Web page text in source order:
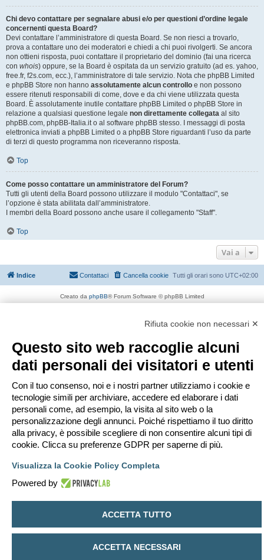
Chi devo contattare per segnalare abusi e/o per questioni d’ordine legale
concernenti questa Board?
Devi contattare l’amministratore di questa Board. Se non riesci a trovarlo,
prova a contattare uno dei moderatori e chiedi a chi puoi rivolgerti. Se ancora
non ottieni risposta, puoi contattare il proprietario del dominio (fai una ricerca
con whois) oppure, se la Board è ospitata da un servizio gratuito (ad es. yahoo,
free.fr, f2s.com, ecc.), l’amministratore di tale servizio. Nota che phpBB Limited
e phpBB Store non hanno assolutamente alcun controllo e non possono
essere ritenuti responsabili di come, dove e da chi viene utilizzata questa
Board. È assolutamente inutile contattare phpBB Limited o phpBB Store in
relazione a qualsiasi questione legale non direttamente collegata al sito
phpBB.com, phpBB-Italia.it o al software phpBB stesso. I messaggi di posta
elettronica inviati a phpBB Limited o a phpBB Store riguardanti l’uso da parte
di terzi di questo programma non riceveranno risposta.
Top
Come posso contattare un amministratore del Forum?
Tutti gli utenti della Board possono utilizzare il modulo "Contattaci", se
l’opzione è stata abilitata dall’amministratore.
I membri della Board possono anche usare il collegamento "Staff".
Top
Vai a
Indice Tutti gli orari sono UTC+02:00
Cancella cookie
Contattaci
Creato da phpBB® Forum Software © phpBB Limited
Rifiuta cookie non necessari ✕
Questo sito web raccoglie alcuni
dati personali dei visitatori e utenti
Con il tuo consenso, noi e i nostri partner utilizziamo i cookie e
tecnologie simili per archiviare, accedere ed elaborare i dati
personali come, ad esempio, la visita al sito web o la
personalizzazione degli annunci. Poiché rispettiamo il tuo diritto
alla privacy, è possibile scegliere di non consentire alcuni tipi di
cookie. Clicca su preferenze GDPR per saperne di più.
Visualizza la Cookie Policy Completa
Powered by
ACCETTA TUTTO
ACCETTA NECESSARI